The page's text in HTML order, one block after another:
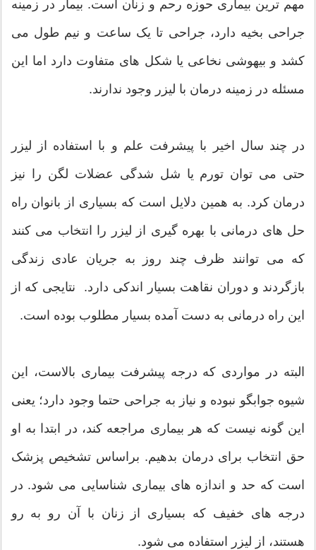
مهم ترین بیماری حوزه رحم و زنان است. بیمار در زمینه
جراحی بخیه دارد، جراحی تا یک ساعت و نیم طول می
کشد و بیهوشی نخاعی یا شکل های متفاوت دارد اما این
مسئله در زمینه درمان با لیزر وجود ندارند.
در چند سال اخیر با پیشرفت علم و با استفاده از لیزر
حتی می توان تورم یا شل شدگی عضلات لگن را نیز
درمان کرد. به همین دلایل است که بسیاری از بانوان راه
حل های درمانی با بهره گیری از لیزر را انتخاب می کنند
که می توانند ظرف چند روز به جریان عادی زندگی
بازگردند و دوران نقاهت بسیار اندکی دارد. نتایجی که از
این راه درمانی به دست آمده بسیار مطلوب بوده است.
البته در مواردی که درجه پیشرفت بیماری بالاست، این
شیوه جوابگو نبوده و نیاز به جراحی حتما وجود دارد؛ یعنی
این گونه نیست که هر بیماری مراجعه کند، در ابتدا به او
حق انتخاب برای درمان بدهیم. براساس تشخیص پزشک
است که حد و اندازه های بیماری شناسایی می شود. در
درجه های خفیف که بسیاری از زنان با آن رو به رو
هستند، از لیزر استفاده می شود.